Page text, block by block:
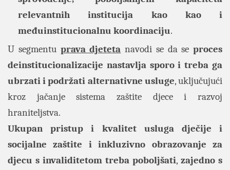
relevantnih institucija kao kao i
međuinstitucionalnu koordinaciju.
U segmentu prava djeteta navodi se da se proces
deinstitucionalizacije nastavlja sporo i treba ga
ubrzati i podržati alternativne usluge, uključujući
kroz jačanje sistema zaštite djece i razvoj
hraniteljstva.
Ukupan pristup i kvalitet usluga dječije i
socijalne zaštite i inkluzivno obrazovanje za
djecu s invaliditetom treba poboljšati, zajedno s